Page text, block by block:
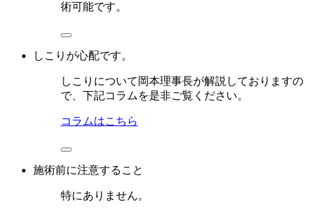
術可能です。
しこりが心配です。
しこりについて岡本理事長が解説しておりますの
で、下記コラムを是非ご覧ください。
コラムはこちら
施術前に注意すること
特にありません。